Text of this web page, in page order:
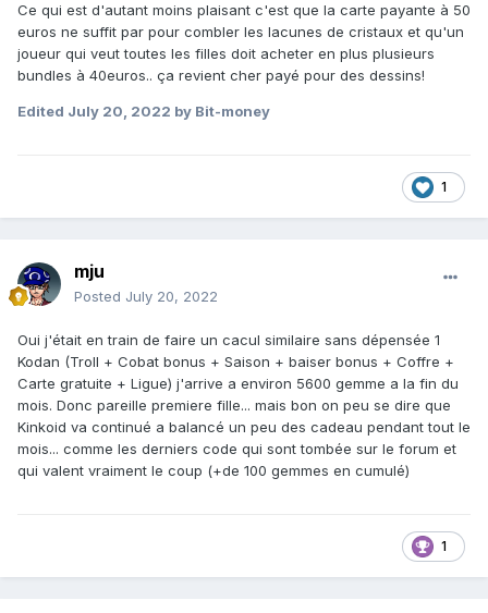
Ce qui est d'autant moins plaisant c'est que la carte payante à 50
euros ne suffit par pour combler les lacunes de cristaux et qu'un
joueur qui veut toutes les filles doit acheter en plus plusieurs
bundles à 40euros.. ça revient cher payé pour des dessins!
Edited July 20, 2022 by Bit-money
1
mju
Posted July 20, 2022
Oui j'était en train de faire un cacul similaire sans dépensée 1
Kodan (Troll + Cobat bonus + Saison + baiser bonus + Coffre +
Carte gratuite + Ligue) j'arrive a environ 5600 gemme a la fin du
mois. Donc pareille premiere fille... mais bon on peu se dire que
Kinkoid va continué a balancé un peu des cadeau pendant tout le
mois... comme les derniers code qui sont tombée sur le forum et
qui valent vraiment le coup (+de 100 gemmes en cumulé)
1